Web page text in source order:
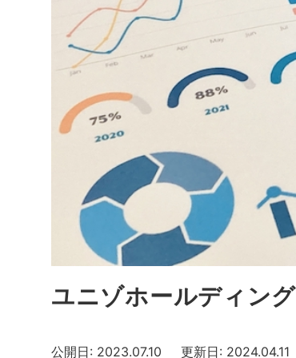
ユニゾホールディン
公開日: 2023.07.10 更新日: 2024.04.11